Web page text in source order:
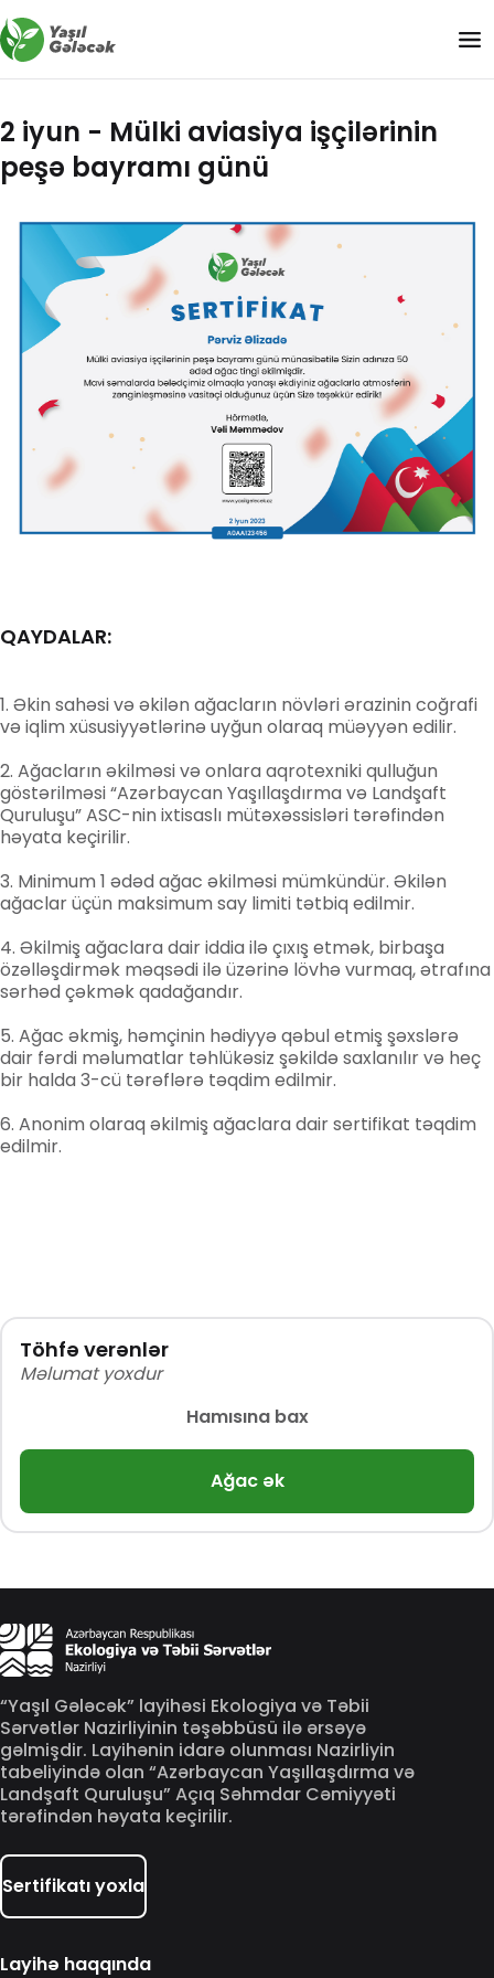
2 iyun - Mülki aviasiya işçilərinin
peşə bayramı günü
QAYDALAR:
Əkin sahəsi və əkilən ağacların növləri ərazinin coğrafi
və iqlim xüsusiyyətlərinə uyğun olaraq müəyyən edilir.
Ağacların əkilməsi və onlara aqrotexniki qulluğun
göstərilməsi “Azərbaycan Yaşıllaşdırma və Landşaft
Quruluşu” ASC-nin ixtisaslı mütəxəssisləri tərəfindən
həyata keçirilir.
Minimum 1 ədəd ağac əkilməsi mümkündür. Əkilən
ağaclar üçün maksimum say limiti tətbiq edilmir.
Əkilmiş ağaclara dair iddia ilə çıxış etmək, birbaşa
özəlləşdirmək məqsədi ilə üzərinə lövhə vurmaq, ətrafına
sərhəd çəkmək qadağandır.
Ağac əkmiş, həmçinin hədiyyə qəbul etmiş şəxslərə
dair fərdi məlumatlar təhlükəsiz şəkildə saxlanılır və heç
bir halda 3-cü tərəflərə təqdim edilmir.
Anonim olaraq əkilmiş ağaclara dair sertifikat təqdim
edilmir.
Töhfə verənlər
Məlumat yoxdur
Hamısına bax
Ağac ək
“Yaşıl Gələcək” layihəsi Ekologiya və Təbii
Sərvətlər Nazirliyinin təşəbbüsü ilə ərsəyə
gəlmişdir. Layihənin idarə olunması Nazirliyin
tabeliyində olan “Azərbaycan Yaşıllaşdırma və
Landşaft Quruluşu” Açıq Səhmdar Cəmiyyəti
tərəfindən həyata keçirilir.
Sertifikatı yoxla
Layihə haqqında